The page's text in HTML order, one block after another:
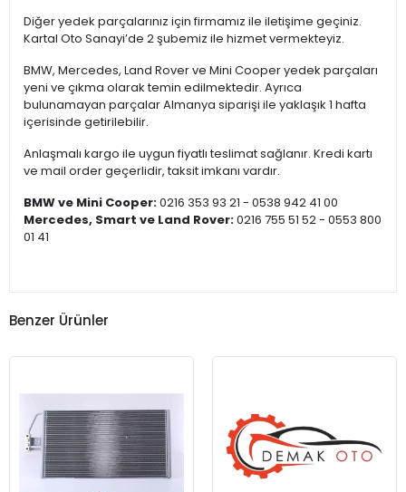
Diğer yedek parçalarınız için firmamız ile iletişime geçiniz.
Kartal Oto Sanayi’de 2 şubemiz ile hizmet vermekteyiz.
BMW, Mercedes, Land Rover ve Mini Cooper yedek parçaları
yeni ve çıkma olarak temin edilmektedir. Ayrıca
bulunamayan parçalar Almanya siparişi ile yaklaşık 1 hafta
içerisinde getirilebilir.
Anlaşmalı kargo ile uygun fiyatlı teslimat sağlanır. Kredi kartı
ve mail order geçerlidir, taksit imkanı vardır.
BMW ve Mini Cooper:0216 353 93 21 - 0538 942 41 00
Mercedes, Smart ve Land Rover:0216 755 51 52 - 0553 800
01 41
Benzer Ürünler